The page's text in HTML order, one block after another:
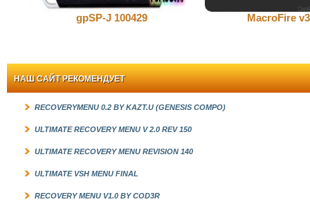
gpSP-J 100429 MacroFire
НАШ САЙТ РЕКОМЕНДУЕТ
RECOVERYMENU 0.2 BY KAZT.U (GENESIS COMPO)
ULTIMATE RECOVERY MENU V 2.0 REV 150
ULTIMATE RECOVERY MENU REVISION 140
ULTIMATE VSH MENU FINAL
RECOVERY MENU V1.0 BY COD3R